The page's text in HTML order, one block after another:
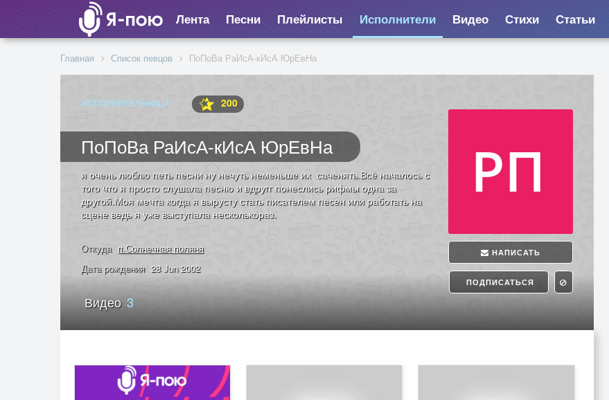
Лента Песни Плейлисты Исполнители Видео Стихи Статьи
Главная Список певцов ПоПоВа РаИсА-кИсА ЮрЕвНа
ИСПОЛНИТЕЛЬНИЦА 200
ПоПоВа РаИсА-кИсА ЮрЕвНа
НАПИСАТЬ
ПОДПИСАТЬСЯ
я очень люблю петь песни ну нечуть неменьше их саченять.Всё началось с
того что я просто слушала песню и вдругг понеслись рифмы одна за
другой.Моя мечта когда я вырусту стать писателем песен или работать на
сцене ведь я уже выступала несколькораз.
Откуда п.Солнечная поляня
Дата рождения 28 Jun 2002
Видео 3